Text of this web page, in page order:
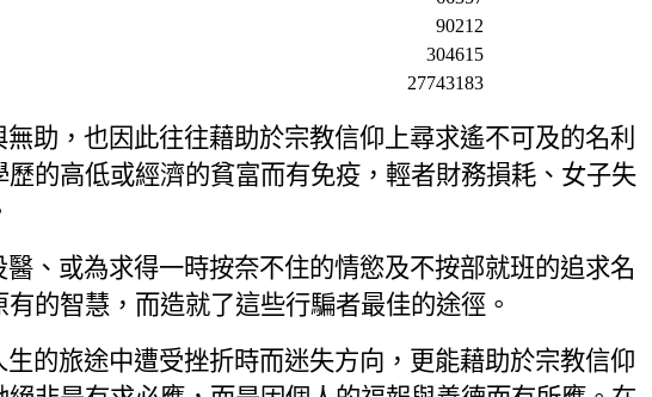
90212
304615
27743183
助，也因此往往藉助於宗教信仰上尋求遙不可及的名利
的高低或經濟的貧富而有免疫，輕者財務損耗、女子失
、或為求得一時按奈不住的情慾及不按部就班的追求名
的智慧，而造就了這些行騙者最佳的途徑。
的旅途中遭受挫折時而迷失方向，更能藉助於宗教信仰